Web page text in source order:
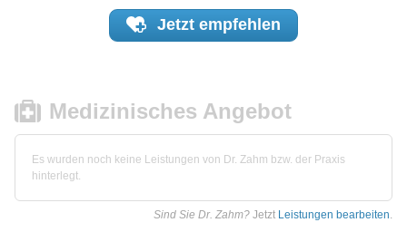
Jetzt empfehlen
Medizinisches Angebot
Es wurden noch keine Leistungen von Dr. Zahm bzw. der Praxis
hinterlegt.
Sind Sie Dr. Zahm? Jetzt Leistungen bearbeiten.